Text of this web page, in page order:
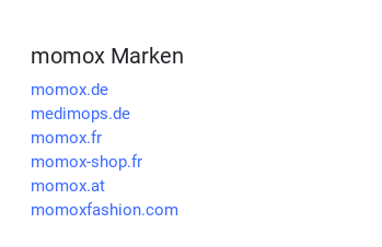
momox Marken
momox.de
medimops.de
momox.fr
momox-shop.fr
momox.at
momoxfashion.com